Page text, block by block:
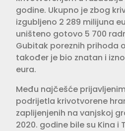
godine. Ukupno je zbog
izgubljeno 2 289 milijuna
uništeno gotovo 5 700
Gubitak poreznih prihoda
također je bio znatan i
eura.
Među najčešće
podrijetla krivotvorene
zaplijenjenih na vanjskoj
2020. godine bile su Kina i